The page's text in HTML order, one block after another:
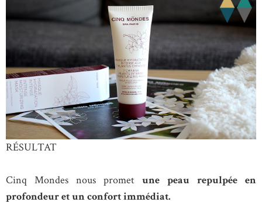
RÉSULTAT
Cinq Mondes nous promet une peau repulpée en
profondeur et un confort immédiat.